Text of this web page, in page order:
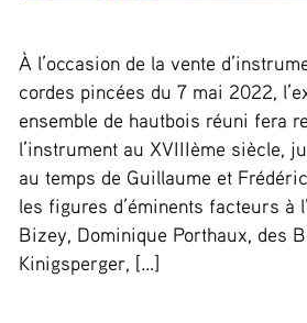
À l’occasion de la vente
cordes pincées du 7 mai 2022,
ensemble de hautbois réuni fera
l’instrument au XVIIIème siècle,
au temps de Guillaume et
les figures d’éminents facteurs à
Bizey, Dominique Porthaux, des
Kinigsperger, […]